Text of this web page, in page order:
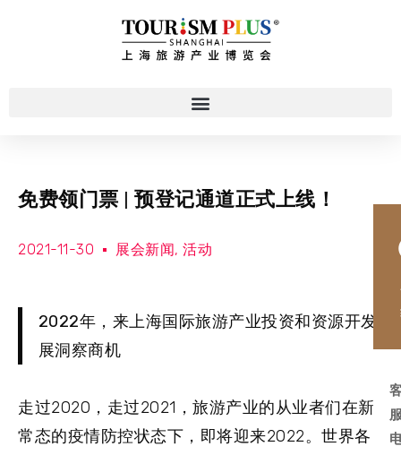
免费领门票 | 预登记通道正式上线！
2021-11-30 展会新闻, 活动
2022年，来上海国际旅游产业投资和资源开发
展洞察商机
走过2020，走过2021，旅游产业的从业者们在新
常态的疫情防控状态下，即将迎来2022。世界各